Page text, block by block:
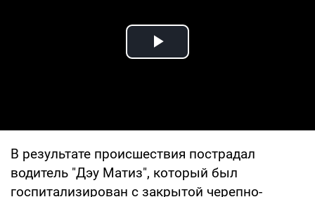
Play Video
В результате происшествия пострадал
водитель "Дэу Матиз", который был
госпитализирован с закрытой черепно-